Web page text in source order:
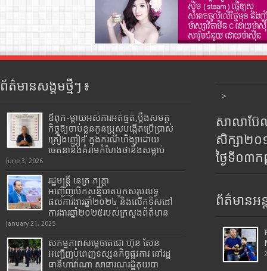
ព័ត៌មានសង្គមថ្មីៗ ៖
ឪពុក-ម្ដាយអស់ការអត់ធ្មត់,ប្ដឹងសមត្ថ
កិច្ចឱ្យចាប់ខ្លួនកូនប្រុសបង្កើតប្រើប្រាស់
គ្រឿងញៀន ក្នុងករណីហិង្សាដោយ
ចេតនានិងគំរាមកំហែងថានឹងសម្លាប់
June 3, 2026
រដ្ឋមន្រ្តី​ នេត្រ​ ភក្ត្រា​
អញ្ជើញបើកសន្និបាតបូកសរុបលទ្ធ
ផលការងារឆ្នាំ២០២៤ និងលើកទិសដៅ
ការងារឆ្នាំ២០២៥របស់​ក្រសួង​ព័ត៌មាន​
January 21, 2025
សកម្មភាពសម្តេចតេជោ ហ៊ុន សែន
អញ្ជើញបំពេញទស្សនកិច្ចផ្លូវការ នៅរដ្ឋ
ធានីហាវ៉ាណា សាធារណរដ្ឋគុយបា
>
សាលាប៊ែ
សិក្សា២
ថ្ងៃទី០៣
ព័ត៌មានអន្